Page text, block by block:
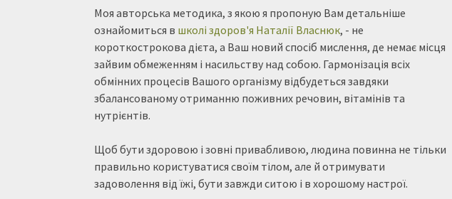
Моя авторська методика, з якою я пропоную Вам детальніше
ознайомиться в школі здоров'я Наталії Власнюк, - не
короткострокова дієта, а Ваш новий спосіб мислення, де немає місця
зайвим обмеженням і насильству над собою. Гармонізація всіх
обмінних процесів Вашого організму відбудеться завдяки
збалансованому отриманню поживних речовин, вітамінів та
нутрієнтів.
Щоб бути здоровою і зовні привабливою, людина повинна не тільки
правильно користуватися своїм тілом, але й отримувати
задоволення від їжі, бути завжди ситою і в хорошому настрої.